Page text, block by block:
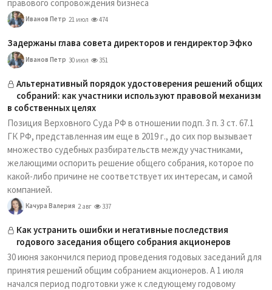
правового сопровождения бизнеса
Иванов Петр 21 июл 474
Задержаны глава совета директоров и гендиректор Эфко
Иванов Петр 30 июл 351
Альтернативный порядок удостоверения решений общих
собраний: как участники используют правовой механизм
в собственных целях
Позиция Верховного Суда РФ в отношении подп. 3 п. 3 ст. 67.1
ГК РФ, представленная им еще в 2019 г., до сих пор вызывает
множество судебных разбирательств между участниками,
желающими оспорить решение общего собрания, которое по
какой-либо причине не соответствует их интересам, и самой
компанией.
Качура Валерия 2 авг 337
Как устранить ошибки и негативные последствия
годового заседания общего собрания акционеров
30 июня закончился период проведения годовых заседаний для
принятия решений общим собранием акционеров. А 1 июля
начался период подготовки уже к следующему годовому